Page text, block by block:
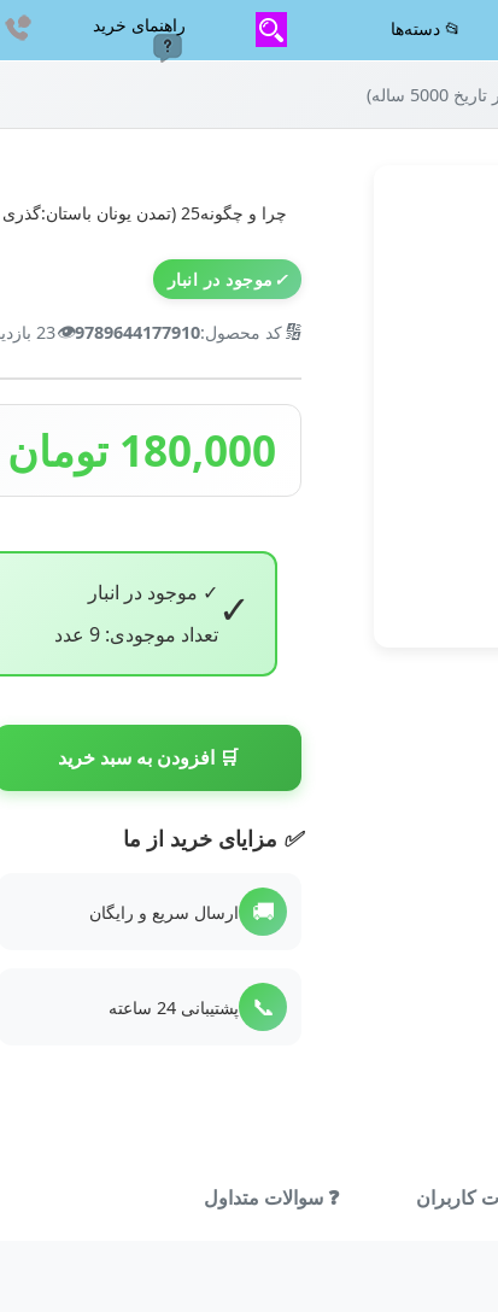
📂 دسته‌ها راهنمای خرید
چرا و چگونه25 (تمدن یونان باستان:گذری بر تاریخ 5000 ساله)
✓ موجود در انبار
🔢کد محصول:9789644177910
👁️23 بازدید
180,000 تومان
✓ ✓ موجود در انبار
تعداد موجودی: 9 عدد
🛒 افزودن به سبد خرید
✅ مزایای خرید از ما
🚚 ارسال سریع و رایگان
📞 پشتیبانی 24 ساعته
کاربران ❓ سوالات متداول